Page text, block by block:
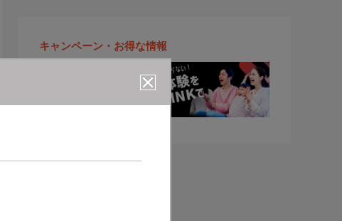
キャンペーン・お得な情報